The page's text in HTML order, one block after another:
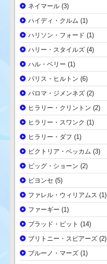
ネイマール (3)
ハイディ・クルム (1)
ハリソン・フォード (1)
ハリー・スタイルズ (4)
ハル・ベリー (1)
パリス・ヒルトン (6)
パロマ・ジメンネズ (2)
ヒラリー・クリントン (2)
ヒラリー・スワンク (1)
ヒラリー・ダフ (1)
ビクトリア・ベッカム (3)
ビッグ・ショーン (2)
ビヨンセ (5)
ファレル・ウィリアムス (1)
ファーギー (1)
ブラッド・ピット (14)
ブリトニー・スピアーズ (2)
ブルーノ・マーズ (1)